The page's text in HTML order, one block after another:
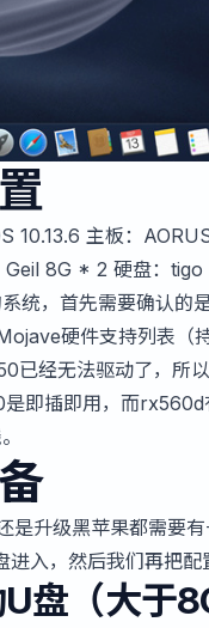
10.13.6 主板：
Geil 8G * 2 硬盘：
统，首先需要确认的
硬件支持列表（
已经无法驱动了，所
即插即用，而rx560d
是升级黑苹果都需要
入，然后我们再把配
盘（大于